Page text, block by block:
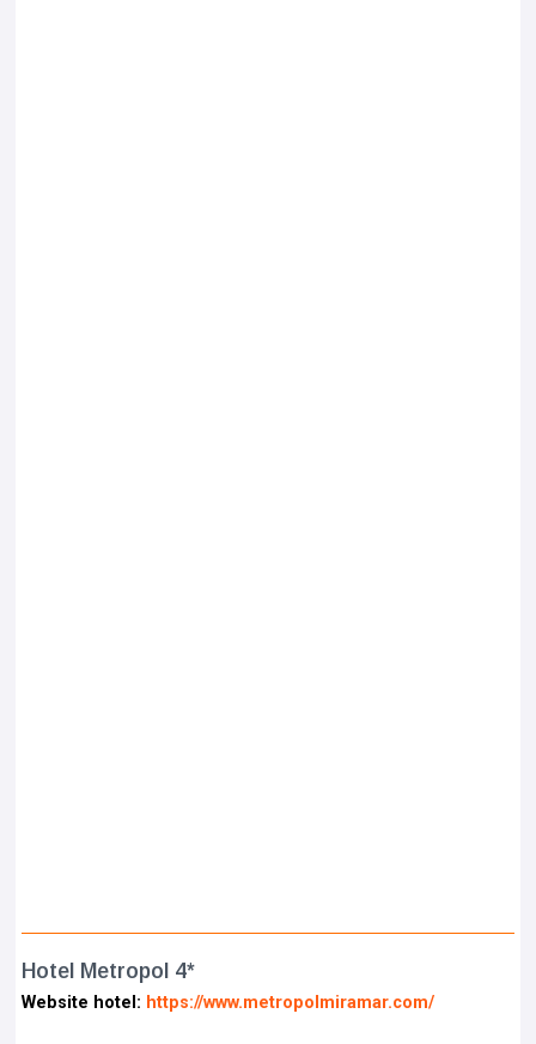
Hotel Metropol 4*
Website hotel: https://www.metropolmiramar.com/